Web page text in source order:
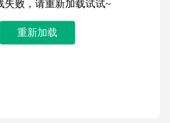
失败，请重新加载试试~
重新加载